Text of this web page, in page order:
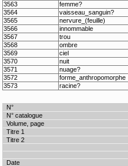
3563
femme?
3564
vaisseau_sanguin?
3565
nervure_(feuille)
3566
innommable
3567
trou
3568
ombre
3569
ciel
3570
nuit
3571
nuage?
3572
forme_anthropomorphe
3573
racine?